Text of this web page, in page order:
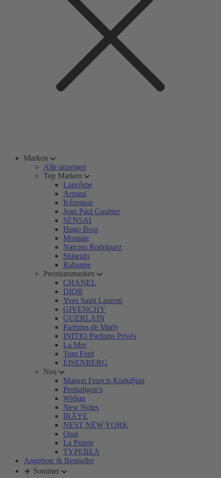
Marken
Alle anzeigen
Top Marken
Lancôme
Armani
Kérastase
Jean Paul Gaultier
SENSAI
Hugo Boss
Montale
Narciso Rodriguez
Shiseido
Rabanne
Premiummarken
CHANEL
DIOR
Yves Saint Laurent
GIVENCHY
GUERLAIN
Parfums de Marly
INITIO Parfums Privés
La Mer
Tom Ford
EISENBERG
Neu
Maison Francis Kurkdjian
Penhaligon's
Widian
New Notes
IRÄYE
NEST NEW YORK
Ouai
La Prairie
TYPEBEA
Angebote & Bestseller
☀️ Sommer